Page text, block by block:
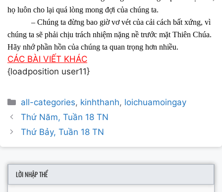
họ luôn cho lại quá lòng mong đợi của chúng ta.
– Chúng ta đừng bao giờ vơ vét của cải cách bất xứng, vì
chúng ta sẽ phải chịu trách nhiệm nặng nề trước mặt Thiên Chúa.
Hãy nhớ phần hồn của chúng ta quan trọng hơn nhiều.
CÁC BÀI VIẾT KHÁC
{loadposition user11}
Categories
all-categories, kinhthanh, loichuamoingay
Post
navigation
Thứ Năm, Tuần 18 TN
Thứ Bảy, Tuần 18 TN
LỜI NHẬP THỂ